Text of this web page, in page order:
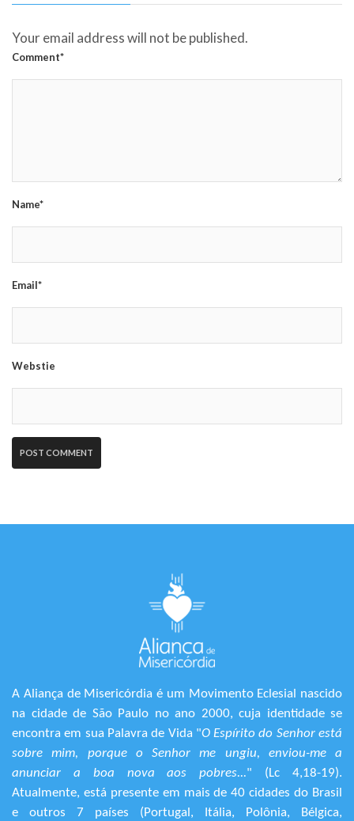
Your email address will not be published.
Comment*
Name*
Email*
Webstie
A Aliança de Misericórdia é um Movimento Eclesial nascido
na cidade de São Paulo no ano 2000, cuja identidade se
encontra em sua Palavra de Vida "O Espírito do Senhor está
sobre mim, porque o Senhor me ungiu, enviou-me a
anunciar a boa nova aos pobres..." (Lc 4,18-19).
Atualmente, está presente em mais de 40 cidades do Brasil
e outros 7 países (Portugal, Itália, Polônia, Bélgica,